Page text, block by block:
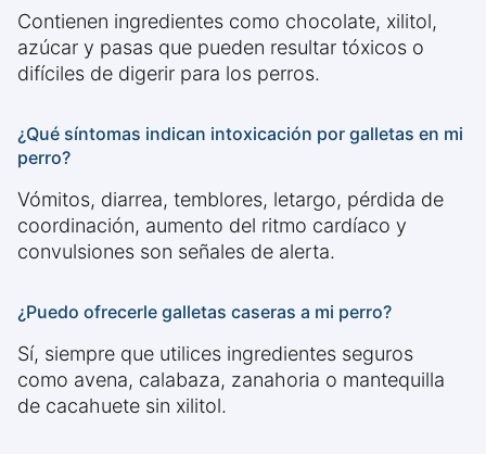
Contienen ingredientes como chocolate, xilitol,
azúcar y pasas que pueden resultar tóxicos o
difíciles de digerir para los perros.
¿Qué síntomas indican intoxicación por galletas en mi
perro?
Vómitos, diarrea, temblores, letargo, pérdida de
coordinación, aumento del ritmo cardíaco y
convulsiones son señales de alerta.
¿Puedo ofrecerle galletas caseras a mi perro?
Sí, siempre que utilices ingredientes seguros
como avena, calabaza, zanahoria o mantequilla
de cacahuete sin xilitol.